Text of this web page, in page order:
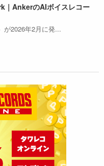
AnkerのAIボイスレコー
が2026年2月に発...